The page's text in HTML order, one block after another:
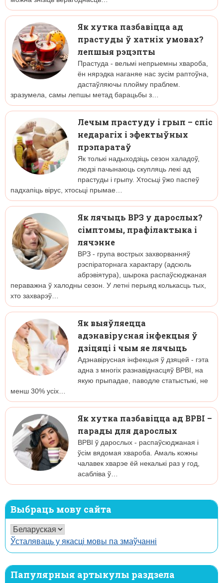
Як хутка пазбавіцца ад
прастуды ў хатніх умовах?
лепшыя рэцэпты
Прастуда - вельмі непрыемны хвароба,
ён нярэдка наганяе нас зусім раптоўна,
дастаўляючы плойму праблем.
зразумела, самы лепшы метад барацьбы з…
Лечым прастуду і грып – спіс
недарагіх і эфектыўных
прэпаратаў
Як толькі надыходзіць сезон халадоў,
людзі пачынаюць скупляць лекі ад
прастуды і грыпу. Хтосьці ўжо паспеў
падхапіць вірус, хтосьці прымае…
Як лячыць ВРЗ у дарослых?
сімптомы, прафілактыка і
лячэнне
ВРЗ - група вострых захворванняў
рэспіраторнага характару (адсюль
абрэвіятура), шырока распаўсюджаная
пераважна ў халодны сезон. У летні перыяд колькасць тых,
хто захварэў…
Як выяўляецца
адэнавірусная інфекцыя ў
дзіцяці і чым яе лячыць
Адэнавірусная інфекцыя ў дзяцей - гэта
адна з многіх разнавіднасцяў ВРВІ, на
якую прыпадае, паводле статыстыкі, не
менш 30% усіх…
Як хутка пазбавіцца ад ВРВІ –
парады для дарослых
ВРВІ ў дарослых - распаўсюджаная і
ўсім вядомая хвароба. Амаль кожны
чалавек хварэе ёй некалькі раз у год,
асабліва ў…
Выбраць мову сайта
Ўсталяваць у якасці мовы па змаўчанні
Папулярныя артыкулы раздзела